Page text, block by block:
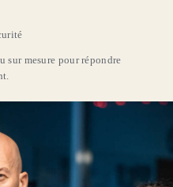
sur mesure pour répondre